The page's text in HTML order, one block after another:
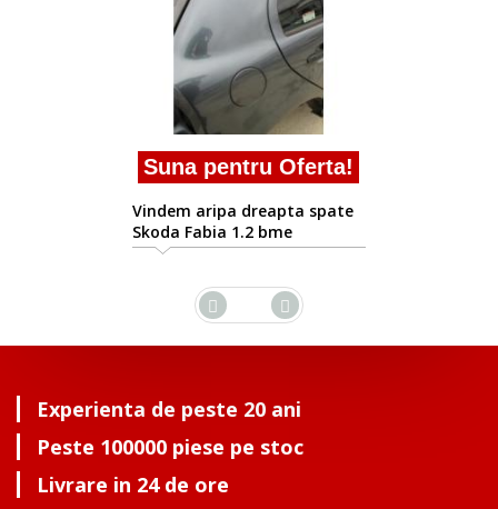
vand aripa dreapta spate
Skoda Fabia
Experienta de peste 20 ani
Peste 100000 piese pe stoc
Livrare in 24 de ore